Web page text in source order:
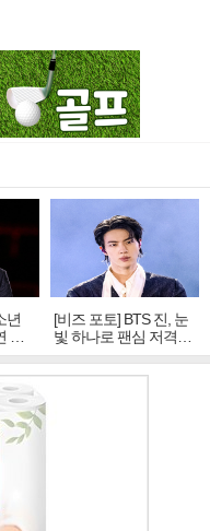
년
라
[비즈 포토] BTS 진, 눈
빛 하나로 팬심 저격…
독보적 카리스마